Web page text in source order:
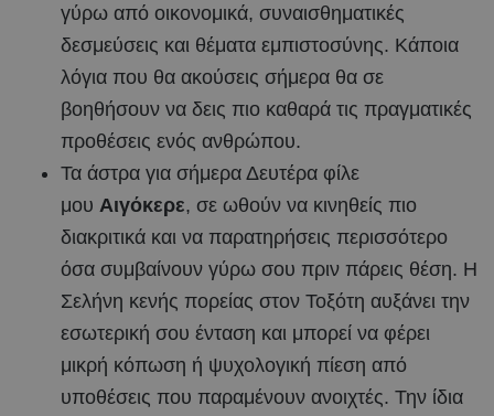
γύρω από οικονομικά, συναισθηματικές
δεσμεύσεις και θέματα εμπιστοσύνης. Κάποια
λόγια που θα ακούσεις σήμερα θα σε
βοηθήσουν να δεις πιο καθαρά τις πραγματικές
προθέσεις ενός ανθρώπου.
Τα άστρα για σήμερα Δευτέρα φίλε
μου Αιγόκερε, σε ωθούν να κινηθείς πιο
διακριτικά και να παρατηρήσεις περισσότερο
όσα συμβαίνουν γύρω σου πριν πάρεις θέση. Η
Σελήνη κενής πορείας στον Τοξότη αυξάνει την
εσωτερική σου ένταση και μπορεί να φέρει
μικρή κόπωση ή ψυχολογική πίεση από
υποθέσεις που παραμένουν ανοιχτές. Την ίδια